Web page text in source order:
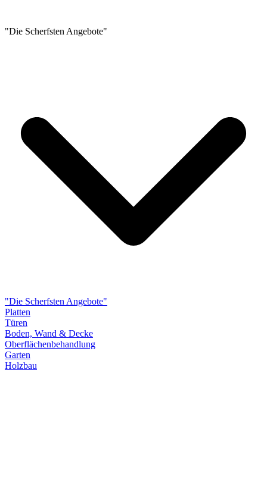
"Die Scherfsten Angebote"
"Die Scherfsten Angebote"
Platten
Türen
Boden, Wand & Decke
Oberflächenbehandlung
Garten
Holzbau